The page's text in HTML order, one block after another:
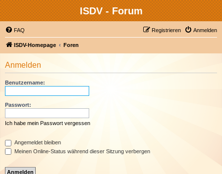
ISDV - Forum
FAQ Anmelden
Registrieren
ISDV-Homepage Foren
Anmelden
Benutzername:
Passwort:
Ich habe mein Passwort vergessen
Angemeldet bleiben
Meinen Online-Status während dieser Sitzung verbergen